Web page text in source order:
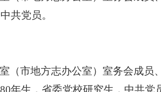
共党员。
（市地方志办公室）室务会成员
年生，省委党校研究生，中共党